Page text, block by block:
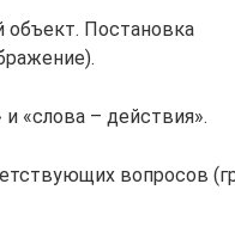
объект. Постановка
«слова – действия».
вопросов